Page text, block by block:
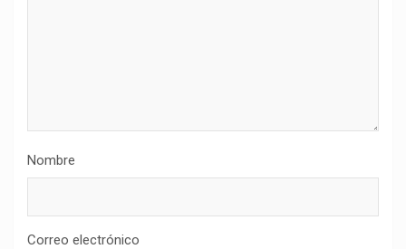
Nombre
Correo electrónico